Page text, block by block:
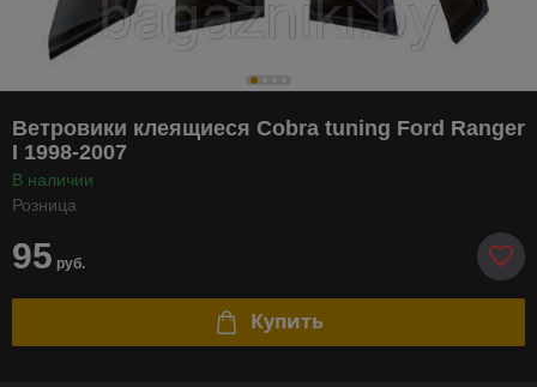
Ветровики клеящиеся Cobra tuning Ford Ranger
I 1998-2007
В наличии
Розница
95 руб.
Купить